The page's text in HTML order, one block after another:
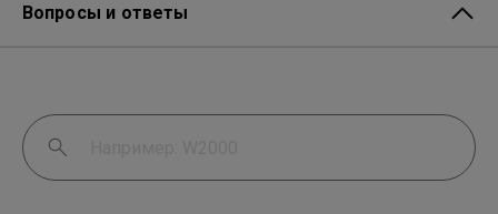
Вопросы и ответы